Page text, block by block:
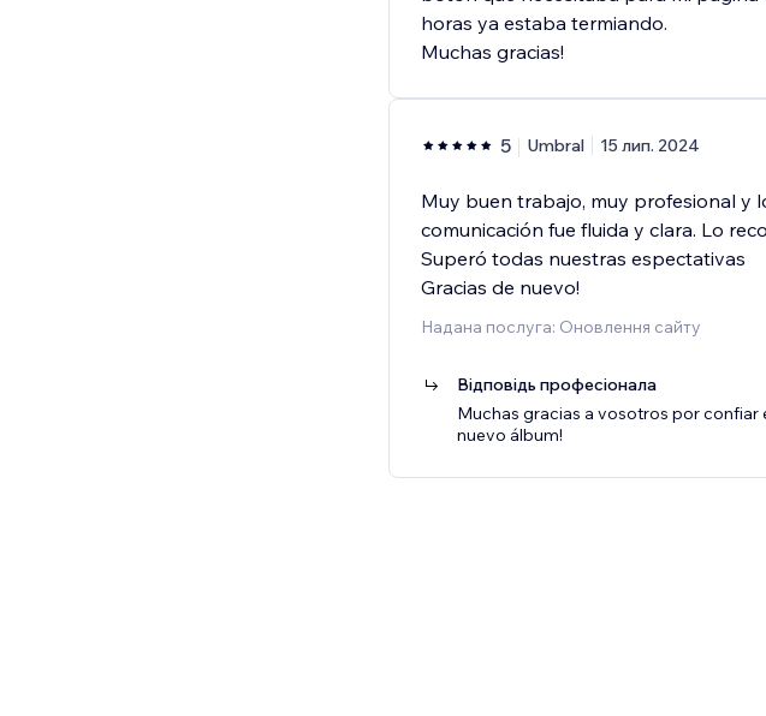
horas ya estaba termiando.
Muchas gracias!
5 Umbral 15 лип. 2024
Muy buen trabajo, muy profesional y
comunicación fue fluida y clara. Lo
Superó todas nuestras espectativas
Gracias de nuevo!
Надана послуга: Оновлення сайту
Відповідь професіонала
Muchas gracias a vosotros por confiar
nuevo álbum!